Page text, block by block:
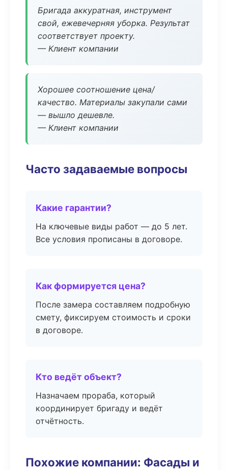
Бригада аккуратная, инструмент
свой, ежевечерняя уборка. Результат
соответствует проекту.
— Клиент компании
Хорошее соотношение цена/
качество. Материалы закупали сами
— вышло дешевле.
— Клиент компании
Часто задаваемые вопросы
Какие гарантии?
На ключевые виды работ — до 5 лет.
Все условия прописаны в договоре.
Как формируется цена?
После замера составляем подробную
смету, фиксируем стоимость и сроки
в договоре.
Кто ведёт объект?
Назначаем прораба, который
координирует бригаду и ведёт
отчётность.
Похожие компании: Фасады и